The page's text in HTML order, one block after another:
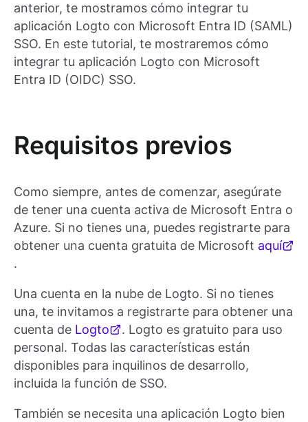
anterior, te mostramos cómo integrar tu
aplicación Logto con Microsoft Entra ID (SAML)
SSO. En este tutorial, te mostraremos cómo
integrar tu aplicación Logto con Microsoft
Entra ID (OIDC) SSO.
Requisitos previos
Como siempre, antes de comenzar, asegúrate
de tener una cuenta activa de Microsoft Entra o
Azure. Si no tienes una, puedes registrarte para
obtener una cuenta gratuita de Microsoft aquí
.
Una cuenta en la nube de Logto. Si no tienes
una, te invitamos a registrarte para obtener una
cuenta de Logto
. Logto es gratuito para uso
personal. Todas las características están
disponibles para inquilinos de desarrollo,
incluida la función de SSO.
También se necesita una aplicación Logto bien